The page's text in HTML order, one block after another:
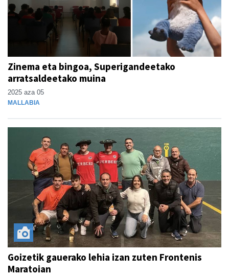
Zinema eta bingoa, Superigandeetako
arratsaldeetako muina
2025 aza 05
MALLABIA
Goizetik gauerako lehia izan zuten Frontenis
Maratoian